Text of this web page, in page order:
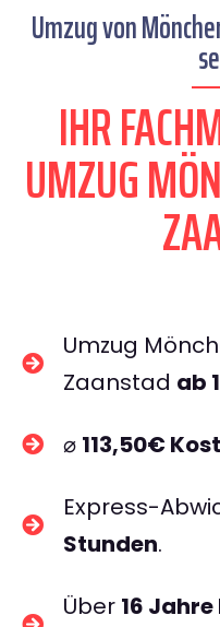
Umzug von
IHR
UMZUG
Umzug
Zaanstad ab
⌀ 113,50€
Express-
Stunden.
Über 16